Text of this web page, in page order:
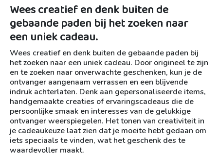
Wees creatief en denk buiten de
gebaande paden bij het zoeken naar
een uniek cadeau.
Wees creatief en denk buiten de gebaande paden bij
het zoeken naar een uniek cadeau. Door origineel te zijn
en te zoeken naar onverwachte geschenken, kun je de
ontvanger aangenaam verrassen en een blijvende
indruk achterlaten. Denk aan gepersonaliseerde items,
handgemaakte creaties of ervaringscadeaus die de
persoonlijke smaak en interesses van de gelukkige
ontvanger weerspiegelen. Het tonen van creativiteit in
je cadeaukeuze laat zien dat je moeite hebt gedaan om
iets speciaals te vinden, wat het geschenk des te
waardevoller maakt.